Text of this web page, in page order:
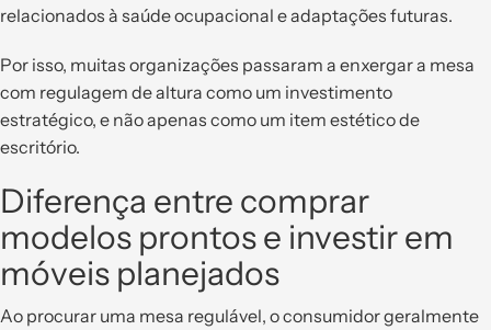
relacionados à saúde ocupacional e adaptações futuras.
Por isso, muitas organizações passaram a enxergar a mesa
com regulagem de altura como um investimento
estratégico, e não apenas como um item estético de
escritório.
Diferença entre comprar
modelos prontos e investir em
móveis planejados
Ao procurar uma mesa regulável, o consumidor geralmente